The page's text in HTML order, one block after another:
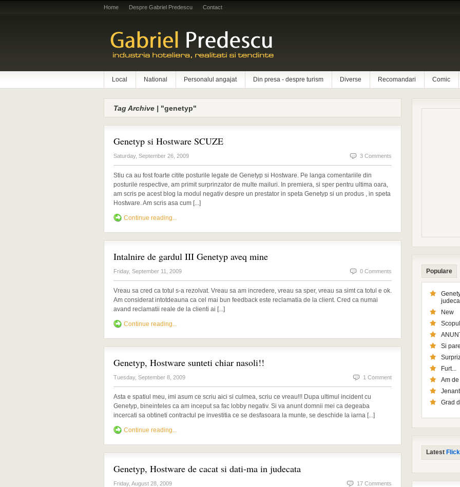
Home Despre Gabriel Predescu Contact
Local National Personalul angajat Din presa - despre turism Diverse Recomandari Comic
Tag Archive | "genetyp"
Genetyp si Hostware SCUZE
Saturday, September 26, 2009 3 Comments
Stiu ca au fost foarte citite posturile legate de Genetyp si Hostware. Pe langa comentariile din
posturile respective, am primit surprinzator de multe mailuri. In premiera, si sper pentru ultima oara,
am scris pe acest blog la modul negativ despre un prestator in speta Genetyp si un produs , in speta
Hostware. Am scris asa cum [...]
Continue reading...
Intalnire de gardul III Genetyp aveq mine
Friday, September 11, 2009 0 Comments
Vreau sa cred ca totul s-a rezolvat. Vreau sa am incredere, vreau sa sper, vreau sa simt ca totul e ok.
Am considerat intotdeauna ca cel mai bun feedback este reclamatia de la client. Cred ca numai
avand reclamatii reale de la clienti ai [...]
Continue reading...
Genetyp, Hostware sunteti chiar nasoli!!
Tuesday, September 8, 2009 1 Comment
Asta e spatiul meu, imi asum ce scriu aici si culmea, scriu ce vreau!!! Dupa ultimul incident cu
Genetyp, bineinteles ca am inceput sa fac lobby negativ. Si va anunt domnii mei ca degeaba
incercati sa obtineti contractul pe investitia ce se desfasoara la munte, se deschide la iarna [...]
Continue reading...
Genetyp, Hostware de cacat si dati-ma in judecata
Friday, August 28, 2009 17 Comments
Populare
New
Si
Furt...
Am
Grad
Latest Flick